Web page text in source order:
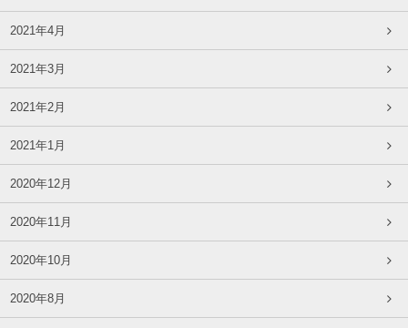
2021年4月
2021年3月
2021年2月
2021年1月
2020年12月
2020年11月
2020年10月
2020年8月